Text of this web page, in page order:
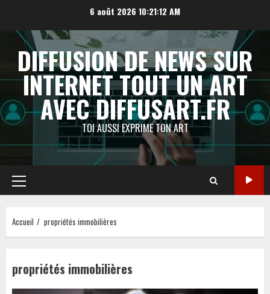
contenu
6 août 2026 10:21:13 AM
DIFFUSION DE NEWS SUR
INTERNET TOUT UN ART
AVEC DIFFUSART.FR
TOI AUSSI EXPRIME TON ART
Menu
principal
Accueil propriétés immobilières
propriétés immobilières